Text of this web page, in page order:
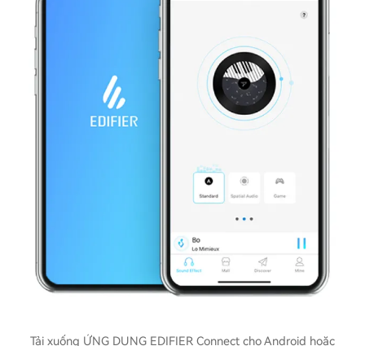
Tải xuống ỨNG DỤNG EDIFIER Connect cho Android hoặc